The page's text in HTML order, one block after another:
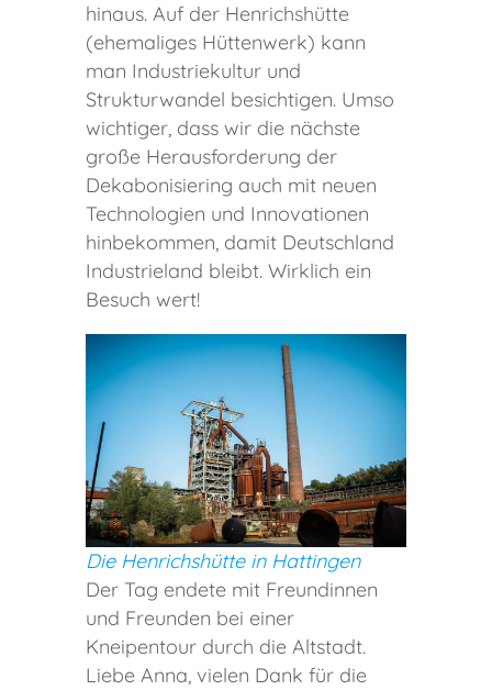
hinaus. Auf der Henrichshütte
(ehemaliges Hüttenwerk) kann
man Industriekultur und
Strukturwandel besichtigen. Umso
wichtiger, dass wir die nächste
große Herausforderung der
Dekabonisiering auch mit neuen
Technologien und Innovationen
hinbekommen, damit Deutschland
Industrieland bleibt. Wirklich ein
Besuch wert!
Die Henrichshütte in Hattingen
Der Tag endete mit Freundinnen
und Freunden bei einer
Kneipentour durch die Altstadt.
Liebe Anna, vielen Dank für die